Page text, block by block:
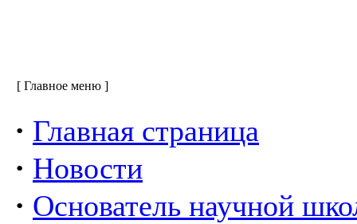
[ Главное меню ]
· Главная страница
· Новости
· Основатель научной